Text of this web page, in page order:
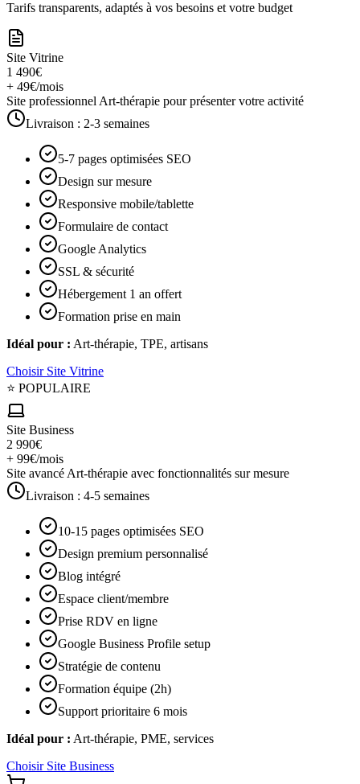
Tarifs transparents, adaptés à vos besoins et votre budget
Site Vitrine
1 490€
+ 49€/mois
Site professionnel Art-thérapie pour présenter votre activité
Livraison : 2-3 semaines
5-7 pages optimisées SEO
Design sur mesure
Responsive mobile/tablette
Formulaire de contact
Google Analytics
SSL & sécurité
Hébergement 1 an offert
Formation prise en main
Idéal pour : Art-thérapie, TPE, artisans
Choisir Site Vitrine
⭐ POPULAIRE
Site Business
2 990€
+ 99€/mois
Site avancé Art-thérapie avec fonctionnalités sur mesure
Livraison : 4-5 semaines
10-15 pages optimisées SEO
Design premium personnalisé
Blog intégré
Espace client/membre
Prise RDV en ligne
Google Business Profile setup
Stratégie de contenu
Formation équipe (2h)
Support prioritaire 6 mois
Idéal pour : Art-thérapie, PME, services
Choisir Site Business